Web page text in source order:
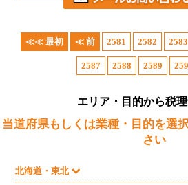
≪≪ 最初 ≪ 前 2581 2582 2583
2587 2588 2589
エリア・目的から税
当道府県もしくは業種・目的を選
さい
北海道・東北